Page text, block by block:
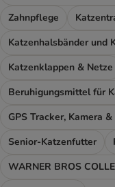
Zahnpflege
Katzenklappen & Netze
Beruhigungsmittel für
GPS Tracker, Kamera &
Senior-Katzenfutter
WARNER BROS